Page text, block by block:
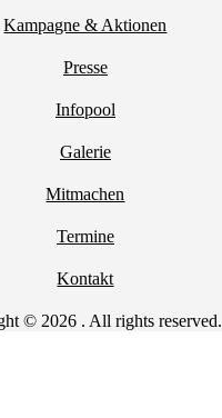
Kampagne & Aktionen
Presse
Infopool
Galerie
Mitmachen
Termine
Kontakt
© 2026 . All rights reserved.